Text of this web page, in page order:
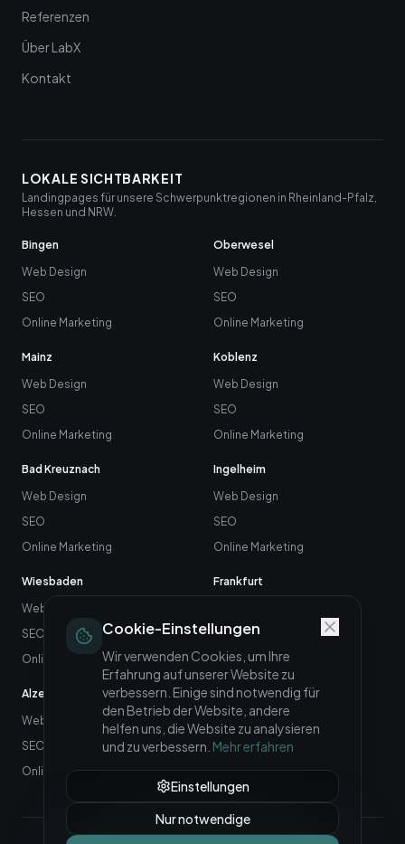
Referenzen
Über LabX
Kontakt
LOKALE SICHTBARKEIT
Landingpages für unsere Schwerpunktregionen in Rheinland-Pfalz,
Hessen und NRW.
Bingen
Web Design
SEO
Online Marketing
Oberwesel
Web Design
SEO
Online Marketing
Mainz
Web Design
SEO
Online Marketing
Koblenz
Web Design
SEO
Online Marketing
Bad Kreuznach
Web Design
SEO
Online Marketing
Ingelheim
Web Design
SEO
Online Marketing
Wiesbaden
Web Design
SEO
Online Marketing
Frankfurt
SEO
Online Marketing
Alzey
Web Design
SEO
Online Marketing
Neuwied
Web Design
SEO
Online Marketing
Cookie-Einstellungen
Wir verwenden Cookies, um Ihre
Erfahrung auf unserer Website zu
verbessern. Einige sind notwendig für
den Betrieb der Website, andere
helfen uns, die Website zu analysieren
und zu verbessern. Mehr erfahren
Einstellungen
Nur notwendige